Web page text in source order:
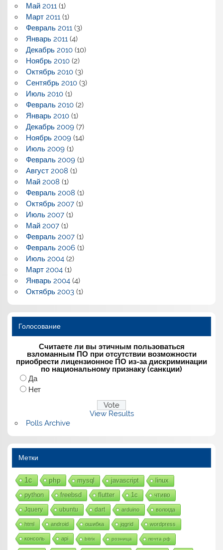
Май 2011(1)
Март 2011(1)
Февраль 2011(3)
Январь 2011(4)
Декабрь 2010(10)
Ноябрь 2010(2)
Октябрь 2010(3)
Сентябрь 2010(3)
Июль 2010(1)
Февраль 2010(2)
Январь 2010(1)
Декабрь 2009(7)
Ноябрь 2009(14)
Июль 2009(1)
Февраль 2009(1)
Август 2008 (1)
Май 2008 (1)
Февраль 2008 (1)
Октябрь 2007(1)
Июль 2007(1)
Май 2007(1)
Февраль 2007(1)
Февраль 2006(1)
Июль 2004(2)
Март 2004(1)
Январь 2004(4)
Октябрь 2003(1)
Голосование
Считаете ли вы этичным пользоваться
взломанным ПО при отсутствии возможности
приобрести лицензионное ПО из-за дискриминации
по национальному признаку (санкции)
Да
Нет
View Results
Polls Archive
Метки
1с php mysql javascript linux
python freebsd flutter 1c чтиво
Jquery ubuntu dart arduino вологда
html android ошибка jqgrid wordpress
консоль api bitrix розница почта рф